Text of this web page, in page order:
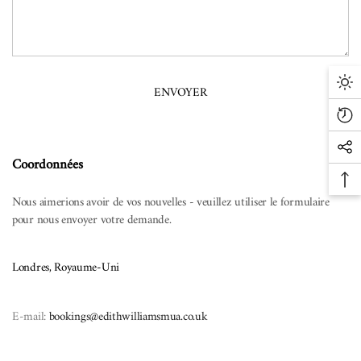
Coordonnées
Nous aimerions avoir de vos nouvelles - veuillez utiliser le formulaire
pour nous envoyer votre demande.
Londres, Royaume-Uni
E-mail:bookings@edithwilliamsmua.co.uk
les
en